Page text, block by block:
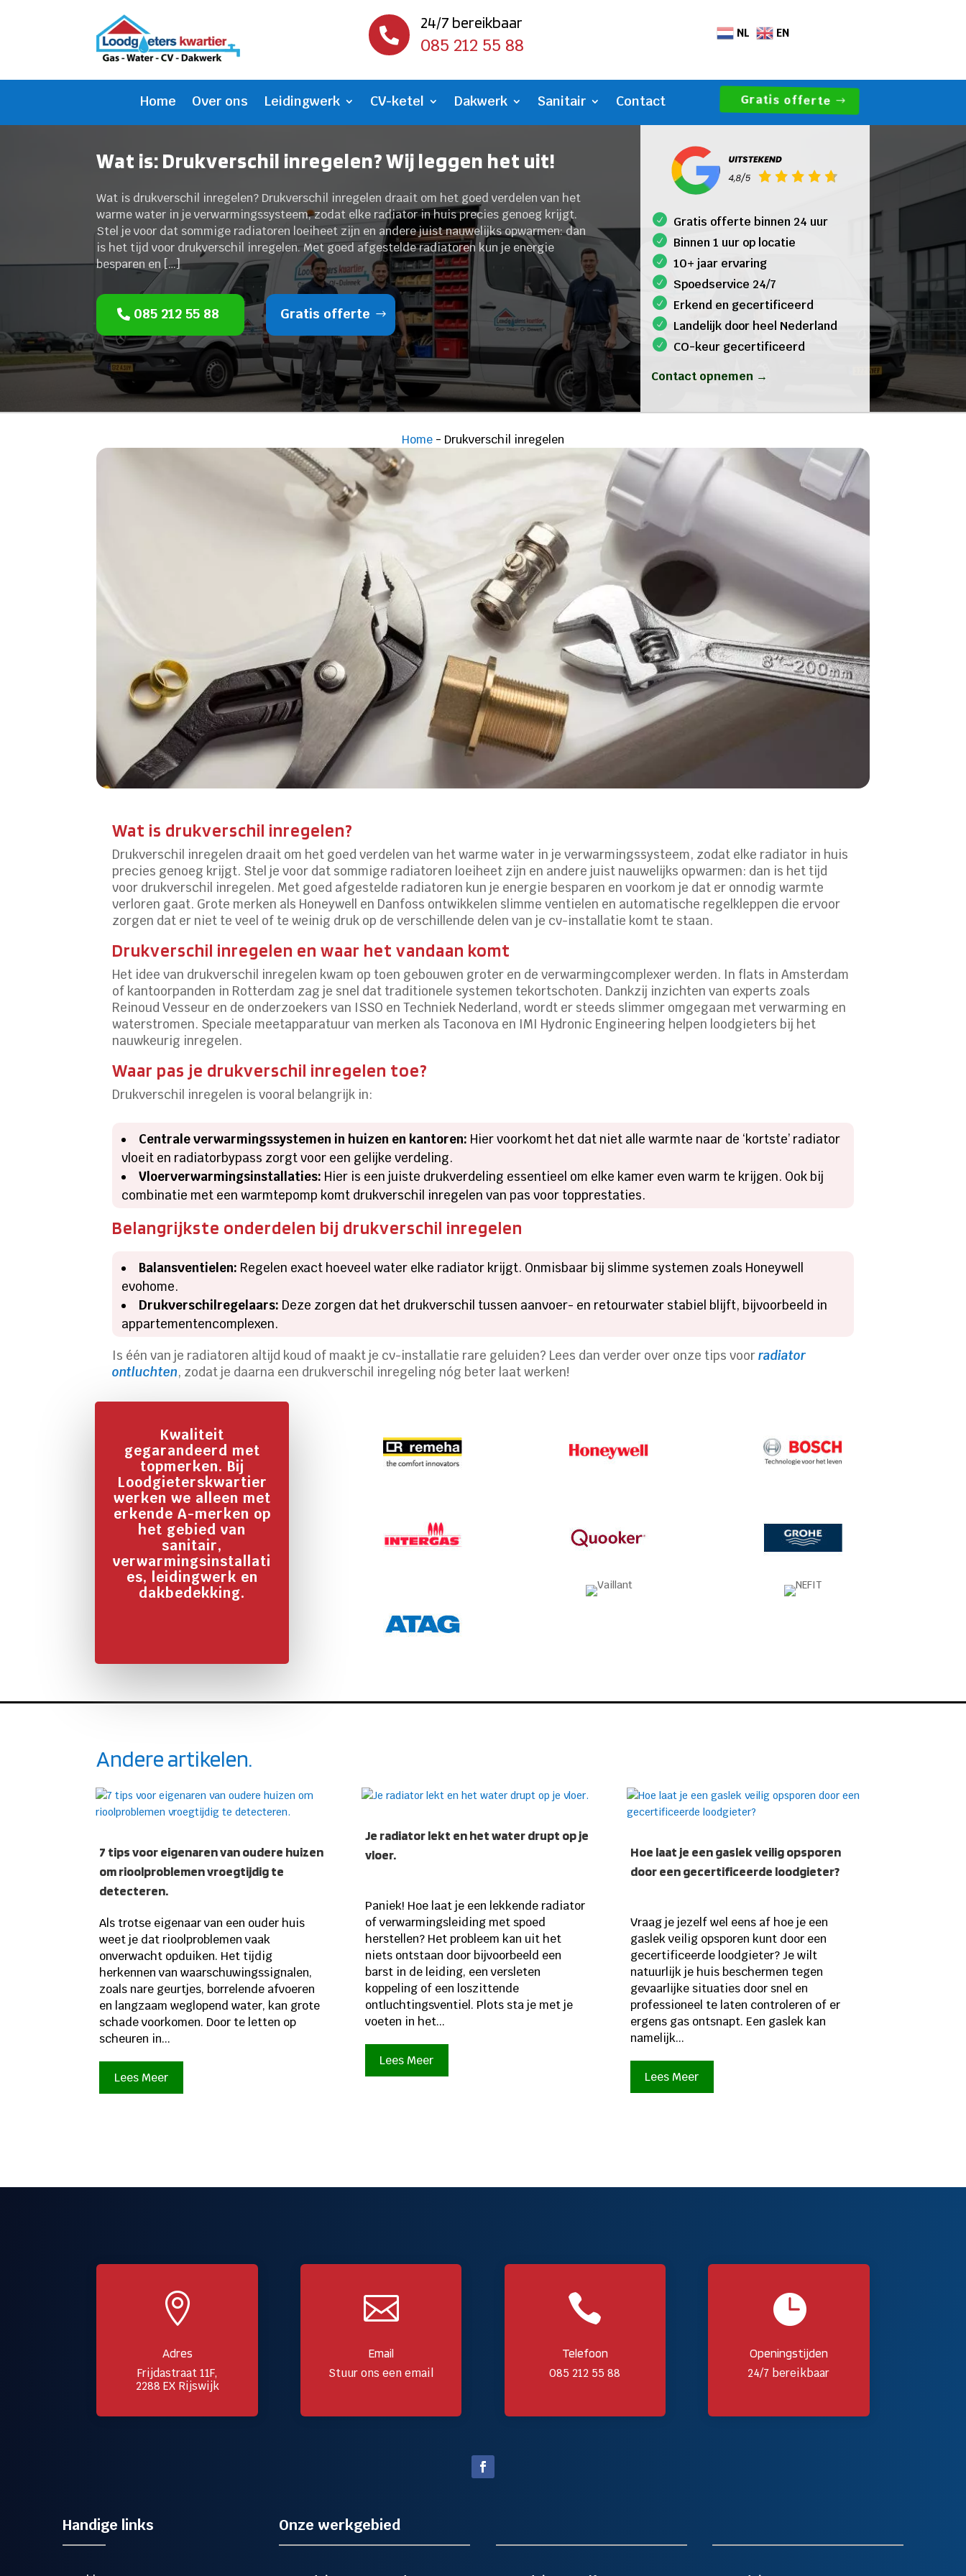

24/7 bereikbaar
085 212 55 88
NL EN
Home Over ons Leidingwerk CV-ketel Dakwerk Sanitair Contact Gratis offerte
Wat is: Drukverschil inregelen? Wij leggen het uit!
Wat is drukverschil inregelen? Drukverschil inregelen draait om het goed verdelen van het
warme water in je verwarmingssysteem, zodat elke radiator in huis precies genoeg krijgt.
Stel je voor dat sommige radiatoren loeiheet zijn en andere juist nauwelijks opwarmen: dan
is het tijd voor drukverschil inregelen. Met goed afgestelde radiatoren kun je energie
besparen en […]
085 212 55 88 Gratis offerte
Gratis offerte binnen 24 uur
Binnen 1 uur op locatie
10+ jaar ervaring
Spoedservice 24/7
Erkend en gecertificeerd
Landelijk door heel Nederland
CO-keur gecertificeerd
Contact opnemen →
Home - Drukverschil inregelen
Wat is drukverschil inregelen?
Drukverschil inregelen draait om het goed verdelen van het warme water in je verwarmingssysteem, zodat elke radiator in huis
precies genoeg krijgt. Stel je voor dat sommige radiatoren loeiheet zijn en andere juist nauwelijks opwarmen: dan is het tijd
voor drukverschil inregelen. Met goed afgestelde radiatoren kun je energie besparen en voorkom je dat er onnodig warmte
verloren gaat. Grote merken als Honeywell en Danfoss ontwikkelen slimme ventielen en automatische regelkleppen die ervoor
zorgen dat er niet te veel of te weinig druk op de verschillende delen van je cv-installatie komt te staan.
Drukverschil inregelen en waar het vandaan komt
Het idee van drukverschil inregelen kwam op toen gebouwen groter en de verwarmingcomplexer werden. In flats in Amsterdam
of kantoorpanden in Rotterdam zag je snel dat traditionele systemen tekortschoten. Dankzij inzichten van experts zoals
Reinoud Vesseur en de onderzoekers van ISSO en Techniek Nederland, wordt er steeds slimmer omgegaan met verwarming en
waterstromen. Speciale meetapparatuur van merken als Taconova en IMI Hydronic Engineering helpen loodgieters bij het
nauwkeurig inregelen.
Waar pas je drukverschil inregelen toe?
Drukverschil inregelen is vooral belangrijk in:
Centrale verwarmingssystemen in huizen en kantoren: Hier voorkomt het dat niet alle warmte naar de ‘kortste’ radiator
vloeit en radiatorbypass zorgt voor een gelijke verdeling.
Vloerverwarmingsinstallaties: Hier is een juiste drukverdeling essentieel om elke kamer even warm te krijgen. Ook bij
combinatie met een warmtepomp komt drukverschil inregelen van pas voor topprestaties.
Belangrijkste onderdelen bij drukverschil inregelen
Balansventielen: Regelen exact hoeveel water elke radiator krijgt. Onmisbaar bij slimme systemen zoals Honeywell
evohome.
Drukverschilregelaars: Deze zorgen dat het drukverschil tussen aanvoer- en retourwater stabiel blijft, bijvoorbeeld in
appartementencomplexen.
Is één van je radiatoren altijd koud of maakt je cv-installatie rare geluiden? Lees dan verder over onze tips voorradiator
ontluchten, zodat je daarna een drukverschil inregeling nóg beter laat werken!
Kwaliteit
gegarandeerd met
topmerken. Bij
Loodgieterskwartier
werken we alleen met
erkende A-merken op
het gebied van
sanitair,
verwarmingsinstallati
es, leidingwerk en
dakbedekking.
Andere artikelen.
7 tips voor eigenaren van oudere huizen
om rioolproblemen vroegtijdig te
detecteren.
Als trotse eigenaar van een ouder huis
weet je dat rioolproblemen vaak
onverwacht opduiken. Het tijdig
herkennen van waarschuwingssignalen,
zoals nare geurtjes, borrelende afvoeren
en langzaam weglopend water, kan grote
schade voorkomen. Door te letten op
scheuren in...
Lees Meer
Je radiator lekt en het water drupt op je
vloer.
Paniek! Hoe laat je een lekkende radiator
of verwarmingsleiding met spoed
herstellen? Het probleem kan uit het
niets ontstaan door bijvoorbeeld een
barst in de leiding, een versleten
koppeling of een loszittende
ontluchtingsventiel. Plots sta je met je
voeten in het...
Lees Meer
Hoe laat je een gaslek veilig opsporen
door een gecertificeerde loodgieter?
Vraag je jezelf wel eens af hoe je een
gaslek veilig opsporen kunt door een
gecertificeerde loodgieter? Je wilt
natuurlijk je huis beschermen tegen
gevaarlijke situaties door snel en
professioneel te laten controleren of er
ergens gas ontsnapt. Een gaslek kan
namelijk...
Lees Meer

Adres
Frijdastraat 11F,
2288 EX Rijswijk

Email
Stuur ons een email

Telefoon
085 212 55 88

Openingstijden
24/7 bereikbaar
Handige links Onze werkgebied